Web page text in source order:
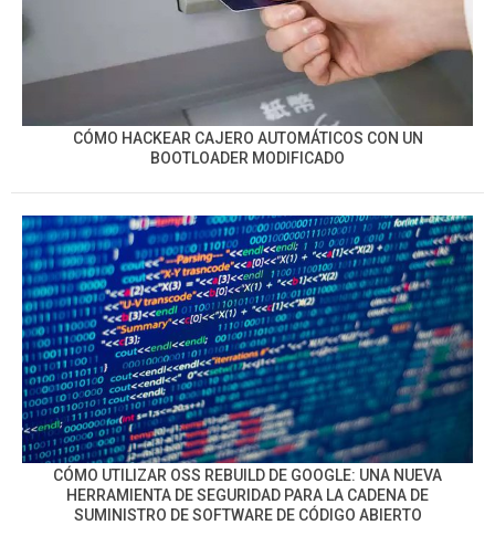
CÓMO HACKEAR CAJERO AUTOMÁTICOS CON UN
BOOTLOADER MODIFICADO
CÓMO UTILIZAR OSS REBUILD DE GOOGLE: UNA NUEVA
HERRAMIENTA DE SEGURIDAD PARA LA CADENA DE
SUMINISTRO DE SOFTWARE DE CÓDIGO ABIERTO